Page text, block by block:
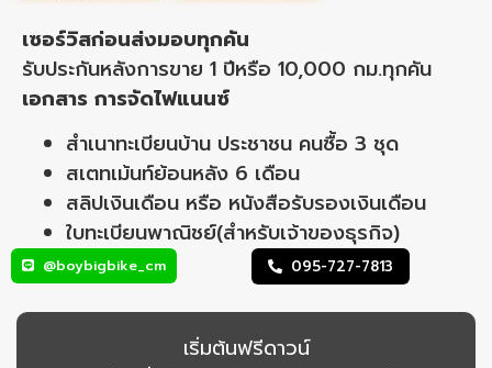
เซอร์วิสก่อนส่งมอบทุกคัน
รับประกันหลังการขาย 1 ปีหรือ 10,000 กม.ทุกคัน
เอกสาร การจัดไฟแนนซ์
สำเนาทะเบียนบ้าน ประชาชน คนซื้อ 3 ชุด
สเตทเม้นท์ย้อนหลัง 6 เดือน
สลิปเงินเดือน หรือ หนังสือรับรองเงินเดือน
ใบทะเบียนพาณิชย์(สำหรับเจ้าของธุรกิจ)
@boybigbike_cm 095-727-7813
เริ่มต้นฟรีดาวน์